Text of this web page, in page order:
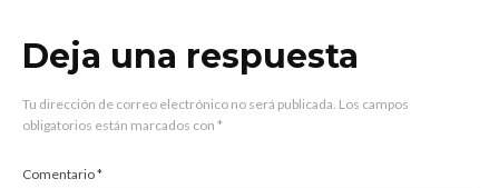
Deja una respuesta
Tu dirección de correo electrónico no será publicada. Los campos
obligatorios están marcados con *
Comentario*